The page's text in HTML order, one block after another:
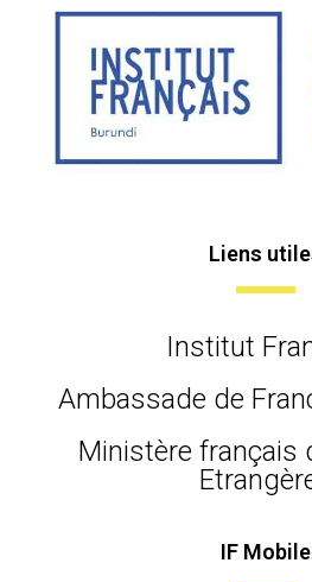
Liens
Institut
Ambassade de
Ministère français
IF Mobile